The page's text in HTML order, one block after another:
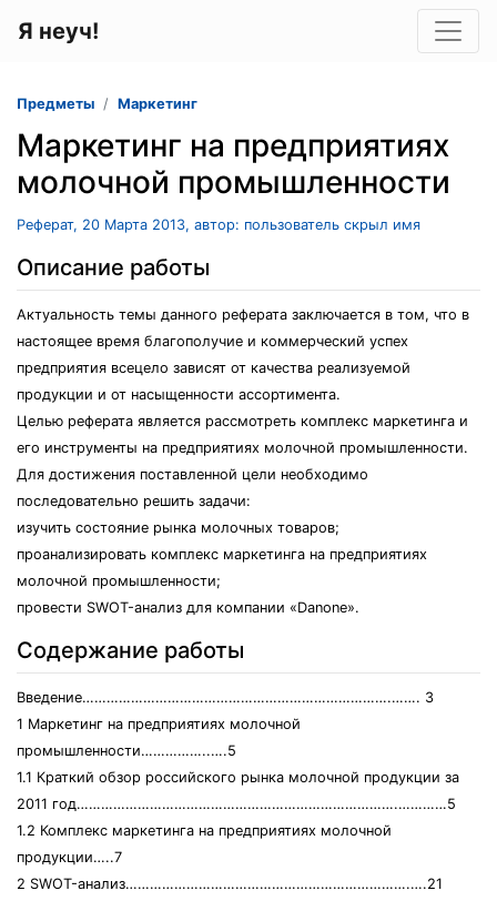
Я неуч!
Предметы Маркетинг
Маркетинг на предприятиях
молочной промышленности
Реферат, 20 Марта 2013, автор: пользователь скрыл имя
Описание работы
Актуальность темы данного реферата заключается в том, что в
настоящее время благополучие и коммерческий успех
предприятия всецело зависят от качества реализуемой
продукции и от насыщенности ассортимента.
Целью реферата является рассмотреть комплекс маркетинга и
его инструменты на предприятиях молочной промышленности.
Для достижения поставленной цели необходимо
последовательно решить задачи:
изучить состояние рынка молочных товаров;
проанализировать комплекс маркетинга на предприятиях
молочной промышленности;
провести SWOT-анализ для компании «Danone».
Содержание работы
Введение………………………………………………………………….……. 3
1 Маркетинг на предприятиях молочной
промышленности……………..….5
1.1 Краткий обзор российского рынка молочной продукции за
2011 год…………………………………………………………………….…………5
1.2 Комплекс маркетинга на предприятиях молочной
продукции…..7
2 SWOT-анализ…………………………………………………………….….21